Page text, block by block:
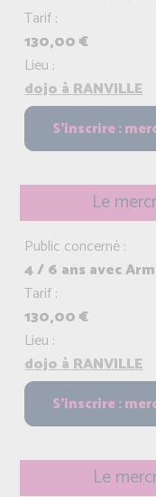
Tarif :
130,00 €
Lieu :
dojo à RANVILLE
Le
Public concerné :
4 / 6 ans avec
Tarif :
130,00 €
Lieu :
dojo à RANVILLE
Le